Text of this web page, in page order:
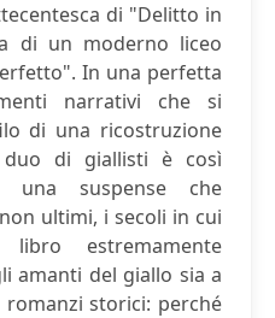
di "Delitto in
di un moderno liceo
In una perfetta
narrativi che si
di una ricostruzione
di giallisti è così
una suspense che
ultimi, i secoli in cui
estremamente
amanti del giallo sia a
storici: perché